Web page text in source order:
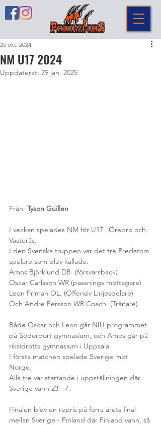
NM U17 2024
20 okt. 2024
Uppdaterat: 29 jan. 2025
Från: Tyson Guillen
I veckan spelades NM för U17 i Örebro och
Västerås.
I den Svenska truppen var det tre Predators
spelare som blev kallade.
Amos Björklund DB  (försvarsback)
Oscar Carlsson WR (passnings mottagare)
Leon Friman OL. (Offensiv Linjespelare)
Och Andre Persson WR Coach. (Tränare)
Både Oscar och Leon går NIU programmet
på Söderport gymnasium, och Amos går på
riksidrotts gymnasium i Uppsala.
I första matchen spelade Sverige mot
Norge.
Alla tre var startande i uppställningen där
Sverige vann 23 - 7.
Finalen blev en repris på förra årets final
mellan Sverige - Finland där Finland vann, så